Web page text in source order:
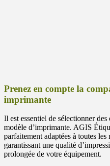
Prenez en compte la
imprimante
Il est essentiel de sélectionner des
modèle d’imprimante. AGIS
parfaitement adaptées à toutes les
garantissant une qualité
prolongée de votre équipement.